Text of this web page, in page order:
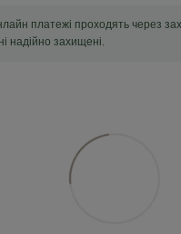
платежі проходять через
надійно захищені.